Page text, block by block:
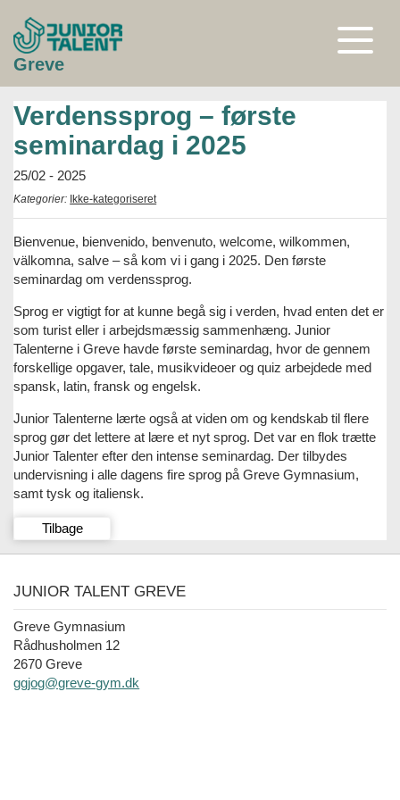
indhold
Greve
Åben
Verdenssprog – første
seminardag i 2025
25/02 - 2025
Kategorier: Ikke-kategoriseret
Bienvenue, bienvenido, benvenuto, welcome, wilkommen,
välkomna, salve – så kom vi i gang i 2025. Den første
seminardag om verdenssprog.
Sprog er vigtigt for at kunne begå sig i verden, hvad enten det er
som turist eller i arbejdsmæssig sammenhæng. Junior
Talenterne i Greve havde første seminardag, hvor de gennem
forskellige opgaver, tale, musikvideoer og quiz arbejdede med
spansk, latin, fransk og engelsk.
Junior Talenterne lærte også at viden om og kendskab til flere
sprog gør det lettere at lære et nyt sprog. Det var en flok trætte
Junior Talenter efter den intense seminardag. Der tilbydes
undervisning i alle dagens fire sprog på Greve Gymnasium,
samt tysk og italiensk.
Tilbage
JUNIOR TALENT GREVE
Greve Gymnasium
Rådhusholmen 12
2670 Greve
ggjog@greve-gym.dk